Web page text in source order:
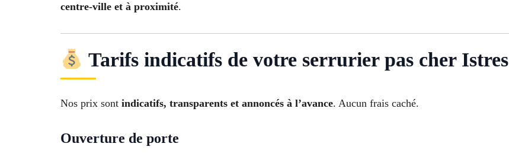
centre-ville et à proximité.
Tarifs indicatifs de votre serrurier pas cher Istres
Nos prix sont indicatifs, transparents et annoncés à l’avance. Aucun frais caché.
Ouverture de porte